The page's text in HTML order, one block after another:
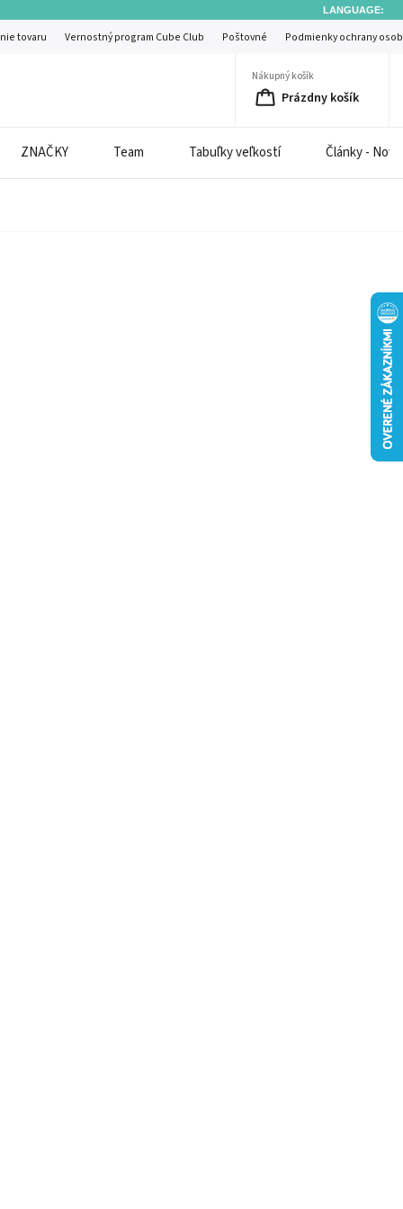
LANGUAGE:
tovaru Vernostný program Cube Club Poštovné Podmienky ochrany
Nákupný košík
Prázdny košík
ZNAČKY Team Tabuľky veľkostí Články -